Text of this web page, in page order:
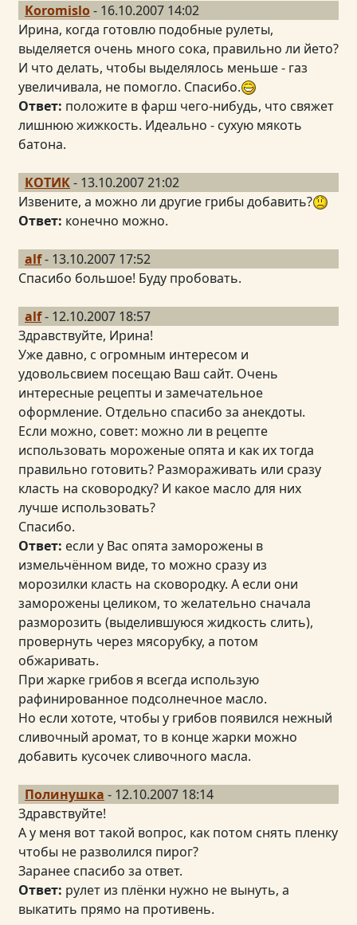
Koromislo- 16.10.2007 14:02
Ирина, когда готовлю подобные рулеты,
выделяется очень много сока, правильно ли йето?
И что делать, чтобы выделялось меньше - газ
увеличивала, не помогло. Спасибо.
Ответ: положите в фарш чего-нибудь, что свяжет
лишнюю жижкость. Идеально - сухую мякоть
батона.
КОТИК- 13.10.2007 21:02
Извените, а можно ли другие грибы добавить?
Ответ: конечно можно.
alf- 13.10.2007 17:52
Спасибо большое! Буду пробовать.
alf- 12.10.2007 18:57
Здравствуйте, Ирина!
Уже давно, с огромным интересом и
удовольсвием посещаю Ваш сайт. Очень
интересные рецепты и замечательное
оформление. Отдельно спасибо за анекдоты.
Если можно, совет: можно ли в рецепте
использовать мороженые опята и как их тогда
правильно готовить? Размораживать или сразу
класть на сковородку? И какое масло для них
лучше использовать?
Спасибо.
Ответ: если у Вас опята заморожены в
измельчённом виде, то можно сразу из
морозилки класть на сковородку. А если они
заморожены целиком, то желательно сначала
разморозить (выделившуюся жидкость слить),
провернуть через мясорубку, а потом
обжаривать.
При жарке грибов я всегда использую
рафинированное подсолнечное масло.
Но если хототе, чтобы у грибов появился нежный
сливочный аромат, то в конце жарки можно
добавить кусочек сливочного масла.
Полинушка - 12.10.2007 18:14
Здравствуйте!
А у меня вот такой вопрос, как потом снять пленку
чтобы не разволился пирог?
Заранее спасибо за ответ.
Ответ: рулет из плёнки нужно не вынуть, а
выкатить прямо на противень.